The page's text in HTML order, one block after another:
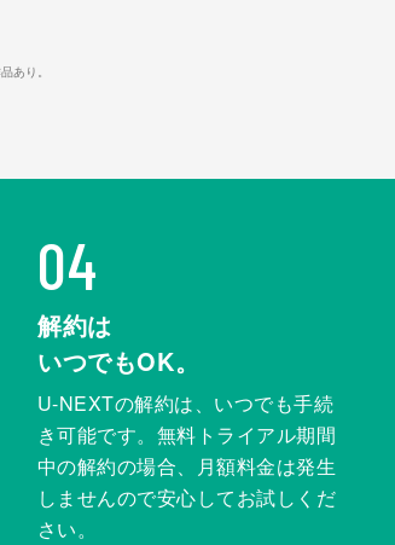
あり。
04
解約は
いつでもOK。
U-NEXTの解約は、いつでも手続
き可能です。無料トライアル期間
中の解約の場合、月額料金は発生
しませんので安心してお試しくだ
さい。